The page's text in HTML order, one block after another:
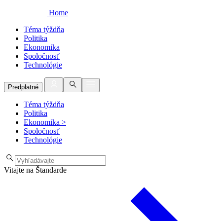
Home
Téma týždňa
Politika
Ekonomika
Spoločnosť
Technológie
Predplatné
Téma týždňa
Politika
Ekonomika >
Spoločnosť
Technológie
Vitajte na Štandarde